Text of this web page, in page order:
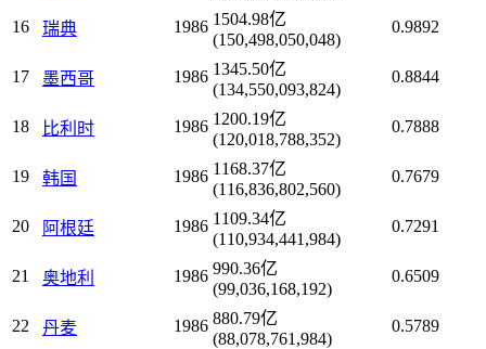
16 瑞典 1986 1504.98亿
(150,498,050,048)
0.9892
17 墨西哥 1986 1345.50亿
(134,550,093,824)
0.8844
18 比利时 1986 1200.19亿
(120,018,788,352)
0.7888
19 韩国 1986 1168.37亿
(116,836,802,560)
0.7679
20 阿根廷 1986 1109.34亿
(110,934,441,984)
0.7291
21 奥地利 1986 990.36亿
(99,036,168,192)
0.6509
22 丹麦 1986 880.79亿
(88,078,761,984)
0.5789